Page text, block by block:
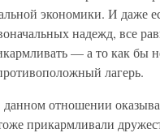
экономики. И даже
надежд, все
— а то как бы
лагерь.
отношении
прикармливали